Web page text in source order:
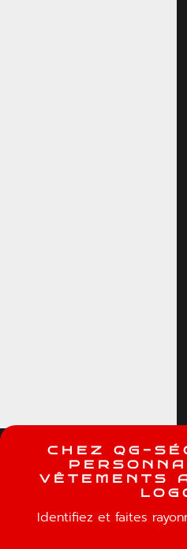
C H E Z Q G - S É
P E R S O N N A
V Ê T E M E N T S
L O G
Identifiez et faites